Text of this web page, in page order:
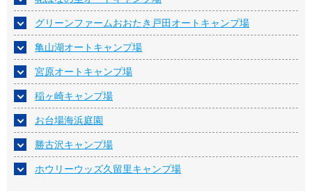
グリーンファームおおたき戸田オートキャンプ場
亀山湖オートキャンプ場
宮原オートキャンプ場
稲ヶ崎キャンプ場
お台場海浜庭園
勝古沢キャンプ場
ホウリーウッズ久留里キャンプ場